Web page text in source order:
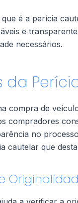
é a perícia
e
necessários.
da
compra de
compradores
no
cautelar que